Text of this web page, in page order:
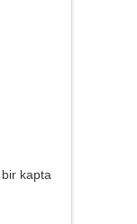
kapta